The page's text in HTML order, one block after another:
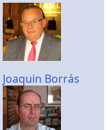
Joaquin Borrás